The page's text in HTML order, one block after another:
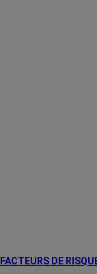
FACTEURS DE